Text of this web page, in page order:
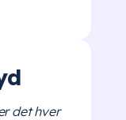
det hver